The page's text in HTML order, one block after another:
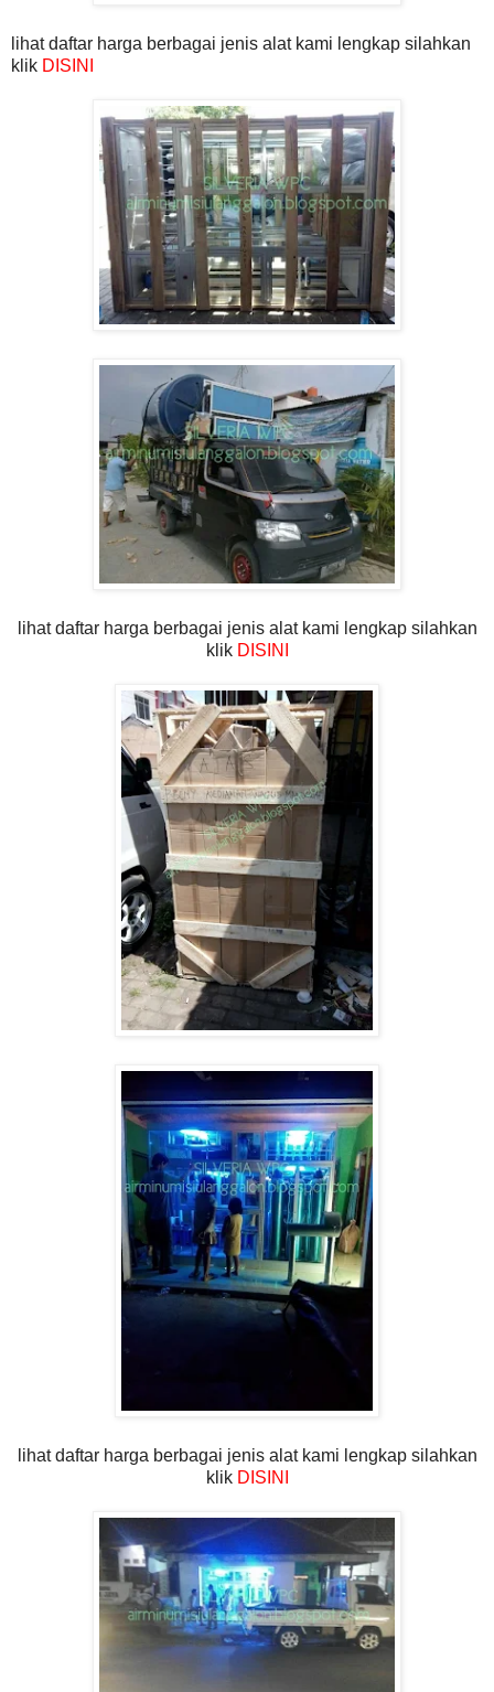
lihat daftar harga berbagai jenis alat kami lengkap silahkan
klik DISINI
lihat daftar harga berbagai jenis alat kami lengkap silahkan
klik DISINI
lihat daftar harga berbagai jenis alat kami lengkap silahkan
klik DISINI